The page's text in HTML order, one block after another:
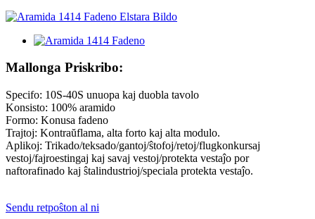
Mallonga Priskribo:
Specifo: 10S-40S unuopa kaj duobla tavolo
Konsisto: 100% aramido
Formo: Konusa fadeno
Trajtoj: Kontraŭflama, alta forto kaj alta modulo.
Aplikoj: Trikado/teksado/gantoj/ŝtofoj/retoj/flugkonkursaj
vestoj/fajroestingaj kaj savaj vestoj/protekta vestaĵo por
naftorafinado kaj ŝtalindustrioj/speciala protekta vestaĵo.
Sendu retpoŝton al ni